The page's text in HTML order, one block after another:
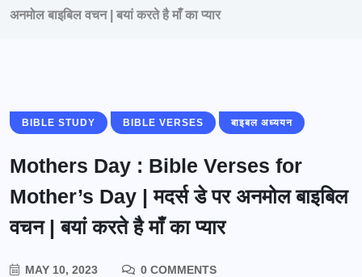
अनमोल बाइबिल वचन | बयां करते है माँ का प्यार
BIBLE STUDY BIBLE VERSES बाइबल अध्ययन
Mothers Day : Bible Verses for
Mother’s Day | मदर्स डे पर अनमोल बाइबिल
वचन | बयां करते है माँ का प्यार
MAY 10, 2023
0 COMMENTS